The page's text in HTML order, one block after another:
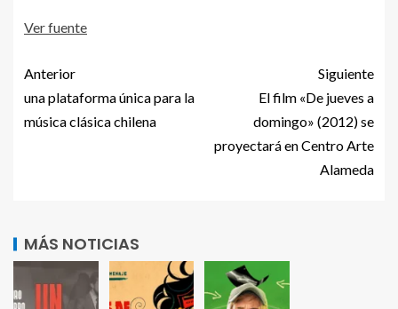
Ver fuente
Anterior
una plataforma única para la
música clásica chilena
Siguiente
El film «De jueves a
domingo» (2012) se
proyectará en Centro Arte
Alameda
MÁS NOTICIAS